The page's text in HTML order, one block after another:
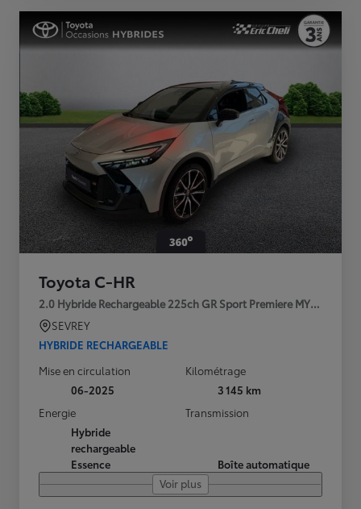
Toyota C-HR
2.0 Hybride Rechargeable 225ch GR Sport Premiere MY25
SEVREY
HYBRIDE RECHARGEABLE
Mise en circulation
06-2025
Kilométrage
3 145 km
Energie
Hybride
rechargeable
Essence
Transmission
Boîte automatique
Voir plus